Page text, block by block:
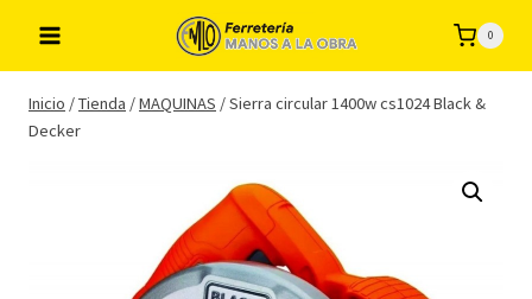
contenido
0
Inicio /Tienda /MAQUINAS /Sierra circular 1400w cs1024 Black &
Decker